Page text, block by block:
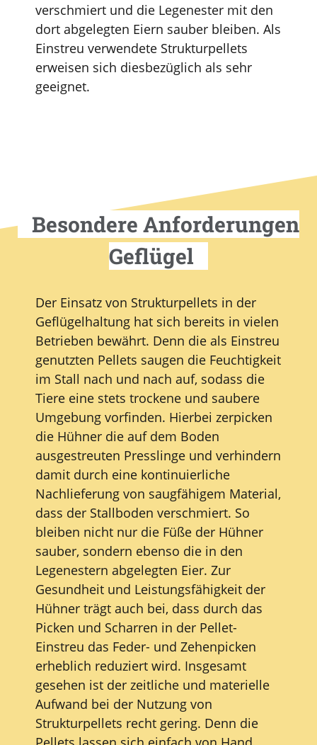
verschmiert und die Legenester mit den
dort abgelegten Eiern sauber bleiben. Als
Einstreu verwendete Strukturpellets
erweisen sich diesbezüglich als sehr
geeignet.
Besondere Anforderungen
Geflügel
Der Einsatz von Strukturpellets in der
Geflügelhaltung hat sich bereits in vielen
Betrieben bewährt. Denn die als Einstreu
genutzten Pellets saugen die Feuchtigkeit
im Stall nach und nach auf, sodass die
Tiere eine stets trockene und saubere
Umgebung vorfinden. Hierbei zerpicken
die Hühner die auf dem Boden
ausgestreuten Presslinge und verhindern
damit durch eine kontinuierliche
Nachlieferung von saugfähigem Material,
dass der Stallboden verschmiert. So
bleiben nicht nur die Füße der Hühner
sauber, sondern ebenso die in den
Legenestern abgelegten Eier. Zur
Gesundheit und Leistungsfähigkeit der
Hühner trägt auch bei, dass durch das
Picken und Scharren in der Pellet-
Einstreu das Feder- und Zehenpicken
erheblich reduziert wird. Insgesamt
gesehen ist der zeitliche und materielle
Aufwand bei der Nutzung von
Strukturpellets recht gering. Denn die